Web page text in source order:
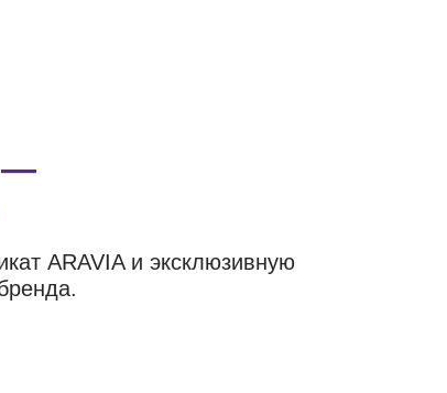
—
ARAVIA и эксклюзивную